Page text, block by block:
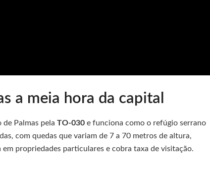
a meia hora da capital
Palmas pela TO-030 e funciona como o refúgio serrano
com quedas que variam de 7 a 70 metros de altura,
em propriedades particulares e cobra taxa de visitação.